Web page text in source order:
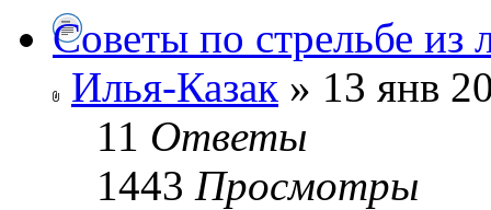
Советы по стрельбе из
Илья-Казак » 13 янв
11 Ответы
1443 Просмотры